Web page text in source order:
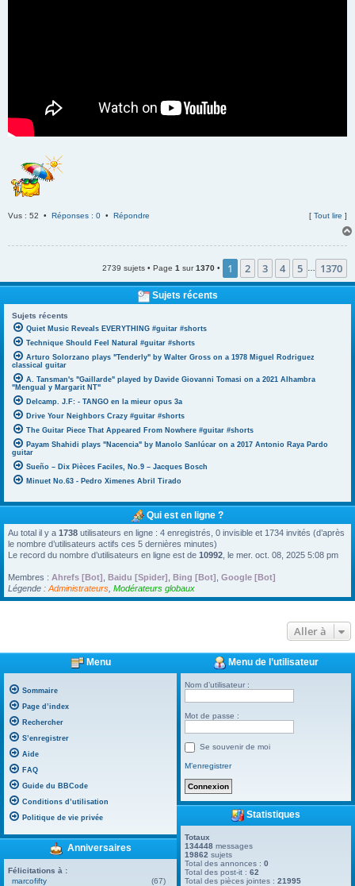
Vus : 52 • Réponses : 0 • Répondre [ Tout lire ]
2739 sujets • Page 1 sur1370 • 1 2 3 4 5 1370
Sujets récents
Sujets récents
Quiet Music Reveals EVERYTHING #guitar #shorts
Technique Should Feel Natural #guitar #shorts
Arturo Solorzano plays "Tenderly" by Walter Gross on a 1978 Miguel Rodriguez
classical guitar
A. Tansman's "Gaillarde" played by Davide Giovanni Tomasi on a 2021 Alhambra
"Mengual y Margarit NT"
Delcamp. J.F: - TANGO en la mieur opus 3a
Drive Your Neighbors Crazy #guitar #shorts
The Guitar Piece That Appeared From Nowhere #guitar #shorts
Payam Shahidi plays "Nacencia" by Manolo Sanlúcar on a 2017 Antonio Raya Pardo
guitar
Sueño – Dix Pièces Faciles, No.9 – Jacques Bosch
Minuet No.63 - Pedro Ximenes Abril Tirado
Qui est en ligne ?
Au total il y a 1738 utilisateurs en ligne : 4 enregistrés, 0 invisible et 1734 invités (d’après
le nombre d’utilisateurs actifs ces 5 dernières minutes)
Le record du nombre d’utilisateurs en ligne est de 10992 , le mer. oct. 08, 2025 5:08 pm
Membres : Ahrefs [Bot] Baidu [Spider] Bing [Bot] Google [Bot]
Légende : Administrateurs Modérateurs globaux
Aller à
Menu
Sommaire
Page d’index
Rechercher
S’enregistrer
Aide
FAQ
Guide du BBCode
Conditions d’utilisation
Politique de vie privée
Anniversaires
Félicitations à :
marcofifty
(67)
Menu de l’utilisateur
Nom d’utilisateur :
Mot de passe :
Se souvenir de moi
M’enregistrer
Statistiques
Totaux
134448 messages
19862 sujets
Total des annonces :0
Total des post-it :62
Total des pièces jointes :21995